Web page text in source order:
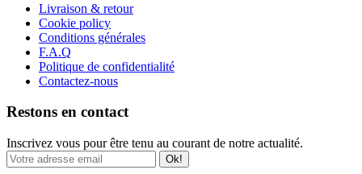
Livraison & retour
Cookie policy
Conditions générales
F.A.Q
Politique de confidentialité
Contactez-nous
Restons en contact
Inscrivez vous pour être tenu au courant de notre actualité.
Ok!